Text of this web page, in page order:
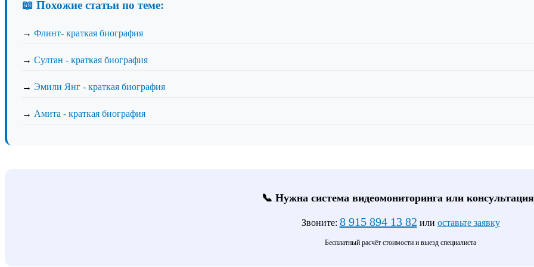
📖 Похожие статьи по теме:
→ Флинт- краткая биография
→ Султан - краткая биография
→ Эмили Янг - краткая биография
→ Амита - краткая биография
📞 Нужна система видеомониторинга или
Звоните: 8 915 894 13 82 или оставьте заявку
Бесплатный расчёт стоимости и выезд специалиста